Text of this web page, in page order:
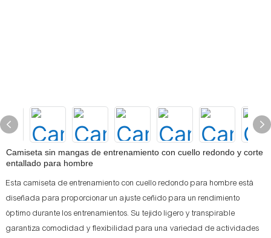
Camiseta sin mangas de entrenamiento con cuello redondo y corte
entallado para hombre
Esta camiseta de entrenamiento con cuello redondo para hombre está
diseñada para proporcionar un ajuste ceñido para un rendimiento
óptimo durante los entrenamientos. Su tejido ligero y transpirable
garantiza comodidad y flexibilidad para una variedad de actividades